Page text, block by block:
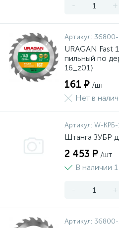
- +
Артикул:
URAGAN Fast
пильный по
16_z01}
161 ₽ /шт
Нет в
Артикул: W-КРБ-
Штанга ЗУБР
2 453 ₽ /шт
В наличии 1
- +
Артикул: